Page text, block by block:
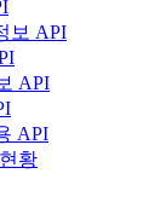
보 API
API
API
황